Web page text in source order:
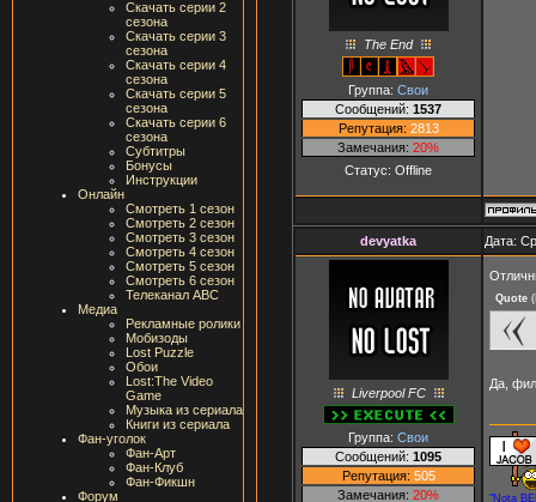
Скачать серии 2
сезона
Скачать серии 3
сезона
Скачать серии 4
сезона
Скачать серии 5
сезона
Скачать серии 6
сезона
Субтитры
Бонусы
Инструкции
Онлайн
Смотреть 1 сезон
Смотреть 2 сезон
Смотреть 3 сезон
Смотреть 4 сезон
Смотреть 5 сезон
Смотреть 6 сезон
Телеканал ABC
Медиа
Рекламные ролики
Мобизоды
Lost Puzzle
Обои
Lost:The Video
Game
Музыка из сериала
Книги из сериала
Фан-уголок
Фан-Арт
Фан-Клуб
Фан-Фикшн
Форум
The End
Группа: Свои
Сообщений: 1537
Репутация: 2813
Замечания: 20%
Статус: Offline
devyatka Дата:
Liverpool FC
Группа: Свои
Сообщений: 1095
Репутация: 505
Замечания: 20%
Quote (
Да,
"Nota